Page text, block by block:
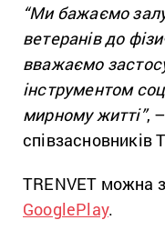
“Ми бажаємо
ветеранів до
вважаємо
інструментом
мирному житті”,
співзасновників
TRENVET можна
GooglePlay.